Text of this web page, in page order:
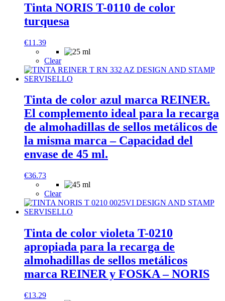
Tinta NORIS T-0110 de color
turquesa
€11.39
Clear
Tinta de color azul marca REINER.
El complemento ideal para la recarga
de almohadillas de sellos metálicos de
la misma marca – Capacidad del
envase de 45 ml.
€36.73
Clear
Tinta de color violeta T-0210
apropiada para la recarga de
almohadillas de sellos metálicos
marca REINER y FOSKA – NORIS
€13.29